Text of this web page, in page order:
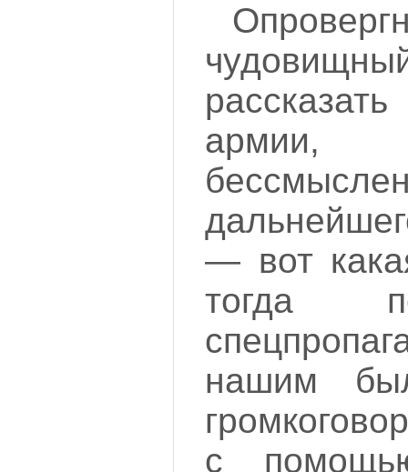
армии,
— вот
тогда
нашим
с